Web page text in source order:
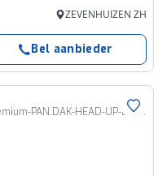
ZEVENHUIZEN ZH
Bel aanbieder
1.6 T-GDi PHEV 265pk Aut. (7-zitter) Premium-PAN.DAK-HEAD-UP-LEER-BOVAG